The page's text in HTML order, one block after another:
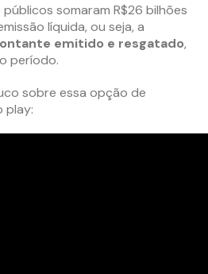
somaram R$26 bilhões
líquida, ou seja, a
emitido e resgatado,
período.
sobre essa opção de
play: